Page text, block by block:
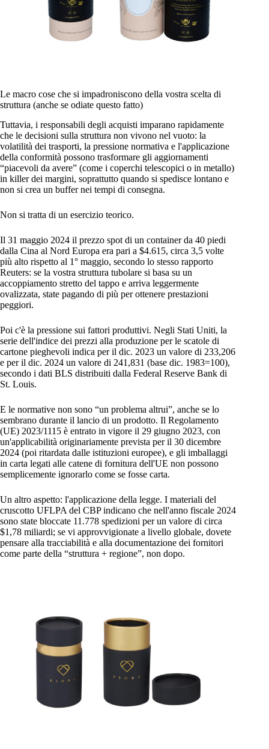
Le macro cose che si impadroniscono della vostra scelta di
struttura (anche se odiate questo fatto)
Tuttavia, i responsabili degli acquisti imparano rapidamente
che le decisioni sulla struttura non vivono nel vuoto: la
volatilità dei trasporti, la pressione normativa e l'applicazione
della conformità possono trasformare gli aggiornamenti
“piacevoli da avere” (come i coperchi telescopici o in metallo)
in killer dei margini, soprattutto quando si spedisce lontano e
non si crea un buffer nei tempi di consegna.
Non si tratta di un esercizio teorico.
Il 31 maggio 2024 il prezzo spot di un container da 40 piedi
dalla Cina al Nord Europa era pari a $4.615, circa 3,5 volte
più alto rispetto al 1° maggio, secondo lo stesso rapporto
Reuters: se la vostra struttura tubolare si basa su un
accoppiamento stretto del tappo e arriva leggermente
ovalizzata, state pagando di più per ottenere prestazioni
peggiori.
Poi c'è la pressione sui fattori produttivi. Negli Stati Uniti, la
serie dell'indice dei prezzi alla produzione per le scatole di
cartone pieghevoli indica per il dic. 2023 un valore di 233,206
e per il dic. 2024 un valore di 241,831 (base dic. 1983=100),
secondo i dati BLS distribuiti dalla Federal Reserve Bank di
St. Louis.
E le normative non sono “un problema altrui”, anche se lo
sembrano durante il lancio di un prodotto. Il Regolamento
(UE) 2023/1115 è entrato in vigore il 29 giugno 2023, con
un'applicabilità originariamente prevista per il 30 dicembre
2024 (poi ritardata dalle istituzioni europee), e gli imballaggi
in carta legati alle catene di fornitura dell'UE non possono
semplicemente ignorarlo come se fosse carta.
Un altro aspetto: l'applicazione della legge. I materiali del
cruscotto UFLPA del CBP indicano che nell'anno fiscale 2024
sono state bloccate 11.778 spedizioni per un valore di circa
$1,78 miliardi; se vi approvvigionate a livello globale, dovete
pensare alla tracciabilità e alla documentazione dei fornitori
come parte della “struttura + regione”, non dopo.